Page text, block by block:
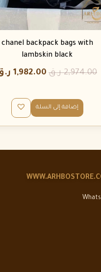
chanel backpack bags with
lambskin black
2,974.00 ر.ق 1,982.00
إضافة إلى السلة